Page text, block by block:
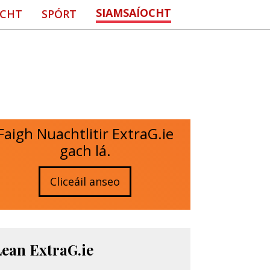
SPÓRT SIAMSAÍOCHT
Nuachtlitir ExtraG.ie
gach lá.
Cliceáil anseo
ExtraG.ie